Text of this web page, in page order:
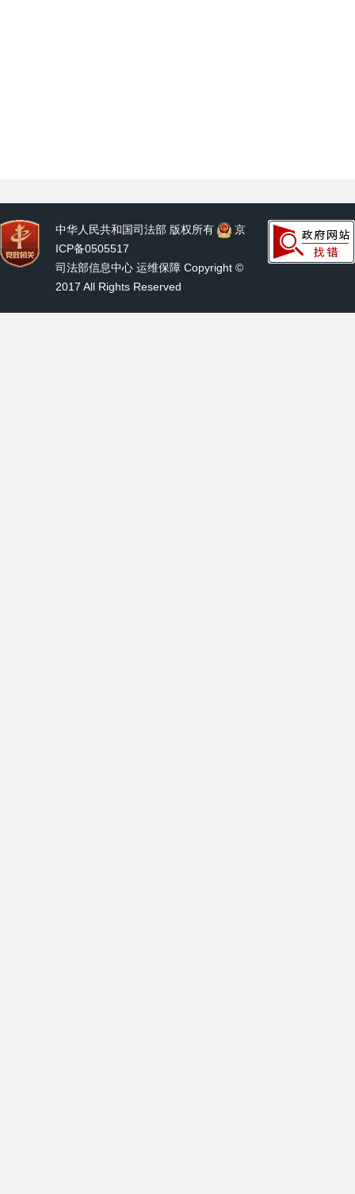
中华人民共和国司法部 版权所有
京
ICP备0505517
司法部信息中心 运维保障 Copyright ©
2017 All Rights Reserved